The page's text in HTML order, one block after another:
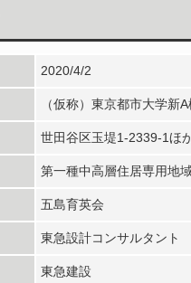
2020/4/2
（仮称）東京都市大学新
世田谷区玉堤1-2339-1ほ
第一種中高層住居専用地
五島育英会
東急設計コンサルタント
東急建設